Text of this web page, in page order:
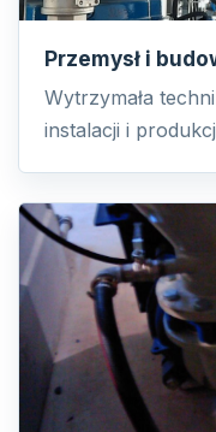
Przemysł i
Wytrzymała
instalacji i